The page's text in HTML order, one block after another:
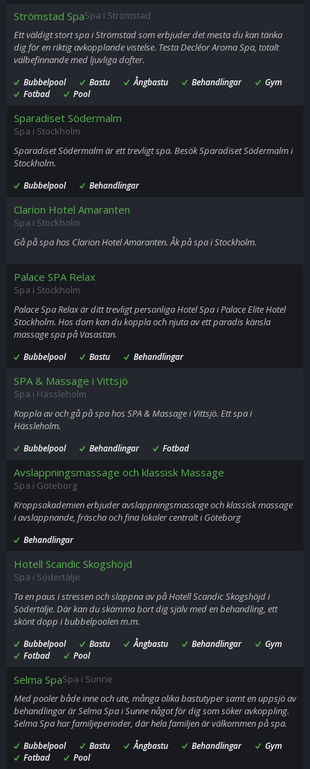
Strömstad SpaSpa i Strömstad
Ett väldigt stort spa i Strömstad som erbjuder det mesta du kan tänka
dig för en riktig avkopplande vistelse. Testa Decléor Aroma Spa, totalt
välbefinnande med ljuvliga dofter.
Bubbelpool Bastu Ångbastu Behandlingar
Gym
Fotbad
Pool
Sparadiset Södermalm
Spa i Stockholm
Sparadiset Södermalm är ett trevligt spa. Besök Sparadiset Södermalm i
Stockholm.
Bubbelpool Behandlingar
Clarion Hotel Amaranten
Spa i Stockholm
Gå på spa hos Clarion Hotel Amaranten. Åk på spa i Stockholm.
Palace SPA Relax
Spa i Stockholm
Palace Spa Relax är ditt trevligt personliga Hotel Spa i Palace Elite Hotel
Stockholm. Hos dom kan du koppla och njuta av ett paradis känsla
massage spa på Vasastan.
Bubbelpool Bastu Behandlingar
SPA & Massage i Vittsjö
Spa i Hässleholm
Koppla av och gå på spa hos SPA & Massage i Vittsjö. Ett spa i
Hässleholm.
Bubbelpool Behandlingar Fotbad
Avslappningsmassage och klassisk Massage
Spa i Göteborg
Kroppsakademien erbjuder avslappningsmassage och klassisk massage
i avslappnande, fräscha och fina lokaler centralt i Göteborg
Behandlingar
Hotell Scandic Skogshöjd
Spa i Södertälje
Ta en paus i stressen och slappna av på Hotell Scandic Skogshöjd i
Södertälje. Där kan du skämma bort dig själv med en behandling, ett
skönt dopp i bubbelpoolen m.m.
Bubbelpool Bastu Ångbastu Behandlingar
Gym
Fotbad
Pool
Selma SpaSpa i Sunne
Med pooler både inne och ute, många olika bastutyper samt en uppsjö av
behandlingar är Selma Spa i Sunne något för dig som söker avkoppling.
Selma Spa har familjeperioder, där hela familjen är välkommen på spa.
Bubbelpool Bastu Ångbastu Behandlingar
Gym
Fotbad
Pool